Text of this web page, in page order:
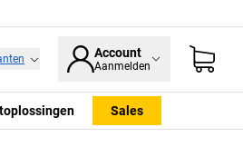
Account
Aanmelden
Sales